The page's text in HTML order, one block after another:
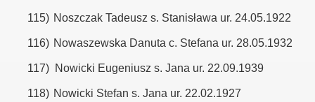
115) Noszczak Tadeusz s. Stanisława ur. 24.05.1922
116) Nowaszewska Danuta c. Stefana ur. 28.05.1932
117) Nowicki Eugeniusz s. Jana ur. 22.09.1939
118) Nowicki Stefan s. Jana ur. 22.02.1927